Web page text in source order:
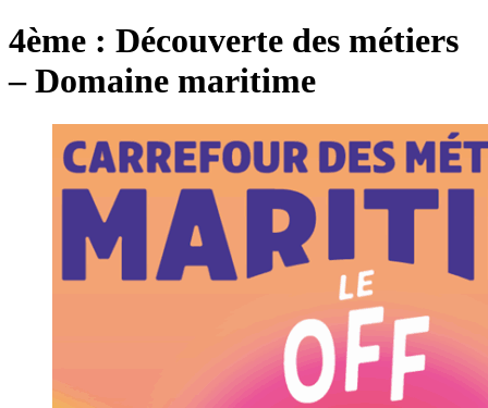
4ème : Découverte des métiers
– Domaine maritime